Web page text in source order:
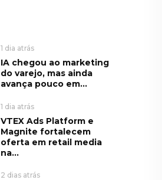
1 dia atrás
IA chegou ao marketing
do varejo, mas ainda
avança pouco em...
1 dia atrás
VTEX Ads Platform e
Magnite fortalecem
oferta em retail media
na...
2 dias atrás